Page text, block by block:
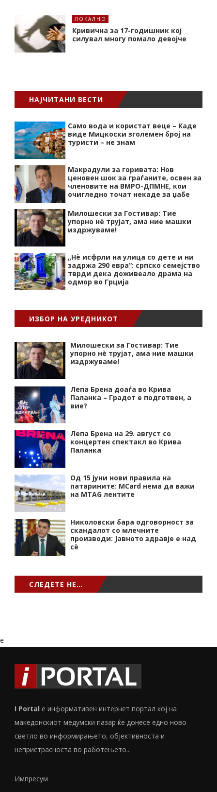
ЛОКАЛНО
Кривична за 17-годишник кој
силувал многу помало девојче
НАЈЧИТАНИ ВЕСТИ
Само вода и користат веце – Каде
виде Мицкоски зголемен број на
туристи – не знам
Макрадули за горивата: Нов
ценовен шок за граѓаните, освен за
членовите на ВМРО-ДПМНЕ, кои
очигледно точат некаде за џабе
Милошески за Гостивар: Тие
упорно нѐ трујат, ама ние машки
издржуваме!
„Нѐ исфрли на улица со дете и ни
задржа 290 евра“: српско семејство
тврди дека доживеало драма на
одмор во Грција
ИЗБОР НА УРЕДНИКОТ
Милошески за Гостивар: Тие
упорно нѐ трујат, ама ние машки
издржуваме!
Лепа Брена доаѓа во Крива
Паланка – Градот е подготвен, а
вие?
Лепа Брена на 29. август со
концертен спектакл во Крива
Паланка
Од 15 јуни нови правила на
патарините: MCard нема да важи
на MTAG лентите
Николовски бара одговорност за
скандалот со млечните
производи: Јавното здравје е над
сѐ
СЛЕДЕТЕ НЕ…
e
I Portal е информативен интернет портал кој на
македонскиот медумски пазар ќе донесе едно ново
светло во информирањето, објективноста и
непристрасноста во работењето...
Импресум